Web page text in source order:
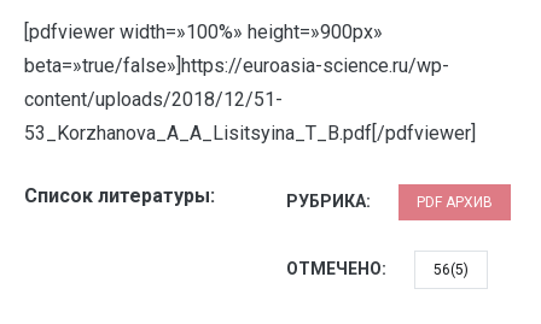
[pdfviewer width=»100%» height=»900px»
beta=»true/false»]https://euroasia-science.ru/wp-
content/uploads/2018/12/51-
53_Korzhanova_A_A_Lisitsyina_T_B.pdf[/pdfviewer]
Список литературы: РУБРИКА: PDF АРХИВ
ОТМЕЧЕНО: 56(5)